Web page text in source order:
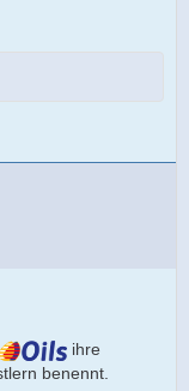
ihre
benennt.